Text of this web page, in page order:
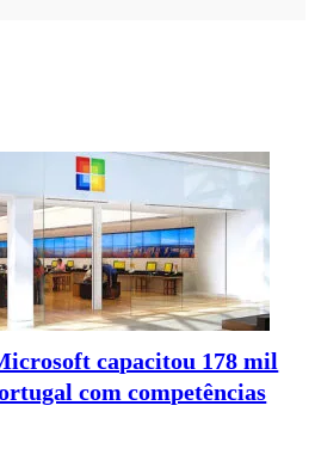
capacitou 178 mil
com competências